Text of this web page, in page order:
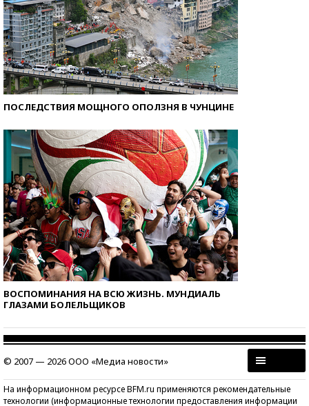
ПОСЛЕДСТВИЯ МОЩНОГО ОПОЛЗНЯ В ЧУНЦИНЕ
ВОСПОМИНАНИЯ НА ВСЮ ЖИЗНЬ. МУНДИАЛЬ
ГЛАЗАМИ БОЛЕЛЬЩИКОВ
© 2007 — 2026 ООО «Медиа новости»
На информационном ресурсе BFM.ru применяются рекомендательные
технологии (информационные технологии предоставления информации